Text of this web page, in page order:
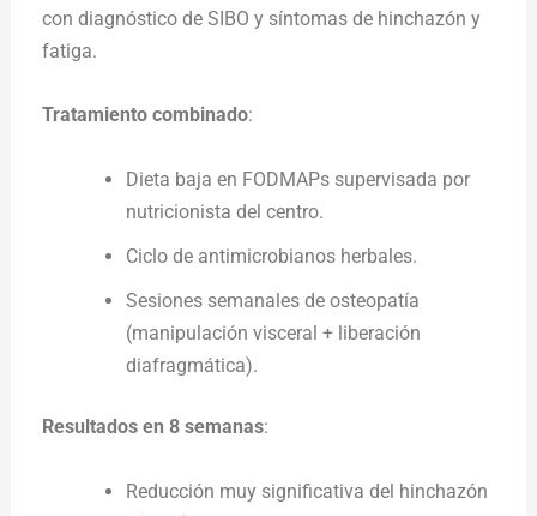
con diagnóstico de SIBO y síntomas de hinchazón y
fatiga.
Tratamiento combinado:
Dieta baja en FODMAPs supervisada por
nutricionista del centro.
Ciclo de antimicrobianos herbales.
Sesiones semanales de osteopatía
(manipulación visceral + liberación
diafragmática).
Resultados en 8 semanas:
Reducción muy significativa del hinchazón